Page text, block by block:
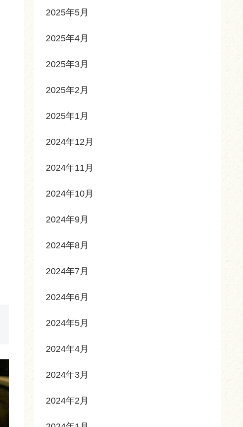
2025年5月
2025年4月
2025年3月
2025年2月
2025年1月
2024年12月
2024年11月
2024年10月
2024年9月
2024年8月
2024年7月
2024年6月
2024年5月
2024年4月
2024年3月
2024年2月